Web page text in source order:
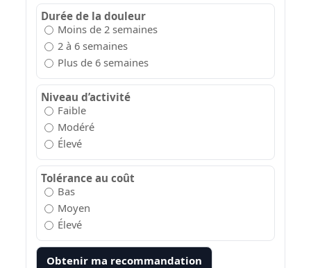
Durée de la douleur
Moins de 2 semaines
2 à 6 semaines
Plus de 6 semaines
Niveau d’activité
Faible
Modéré
Élevé
Tolérance au coût
Bas
Moyen
Élevé
Obtenir ma recommandation